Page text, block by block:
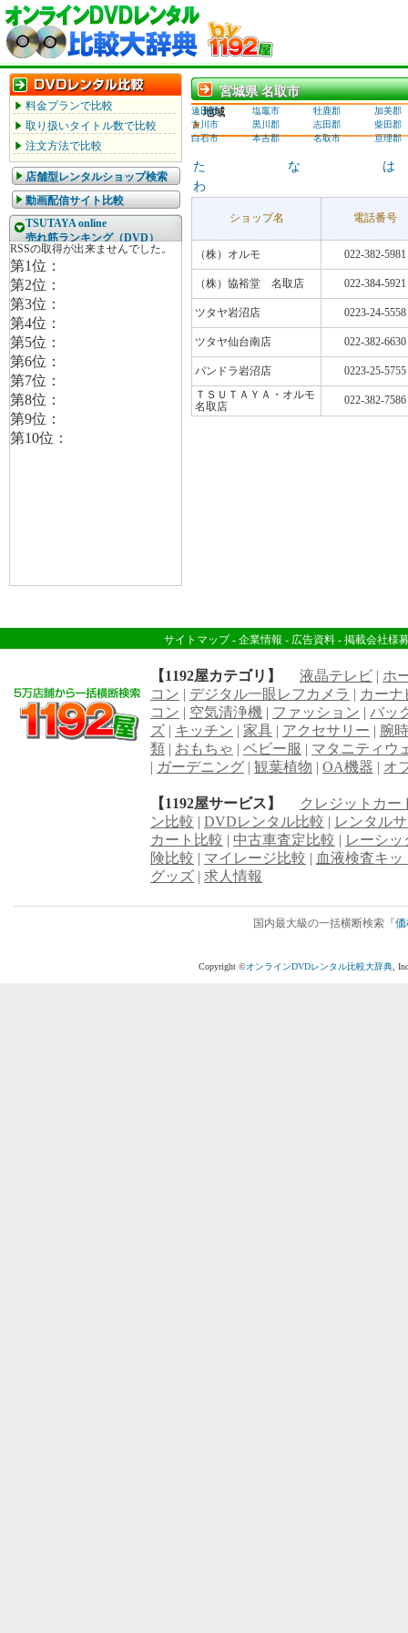
料金プランで比較
取り扱いタイトル数で比較
注文方法で比較
店舗型レンタルショップ検索
動画配信サイト比較
TSUTAYA online
売れ筋ランキング（DVD）
宮城県 名取市
宮城県 名取市
地域
遠田郡 塩竈市 牡鹿郡
加美郡
古川市
黒川郡 志田郡
柴田郡
白石市
本吉郡 名取市 亘理郡
た な
は
わ
ショップ名 電話番号
（株）オルモ 022-382-5981
（株）協裕堂 名取店 022-384-5921
ツタヤ岩沼店 0223-24-5558
ツタヤ仙台南店 022-382-6630
パンドラ岩沼店
0223-25-5755
ＴＳＵＴＡＹＡ・オルモ
名取店
022-382-7586
サイトマップ- 企業情報 - 広告資料 - 掲載会社様
【1192屋カテゴリ】 液晶テレビ | ホ
コン | デジタル一眼レフカメラ | カーナ
コン | 空気清浄機 | ファッション | バッ
ズ | キッチン | 家具 | アクセサリー | 腕
類 | おもちゃ | ベビー服 | マタニティウ
| ガーデニング | 観葉植物 | OA機器 | オ
【1192屋サービス】
クレジットカー
ン比較 | DVDレンタル比較 | レンタル
カート比較 | 中古車査定比較 | レーシッ
険比較 | マイレージ比較 | 血液検査キッ
グッズ | 求人情報
国内最大級の一括横断検索『価
Copyright ©オンラインDVDレンタル比較大辞典 ,